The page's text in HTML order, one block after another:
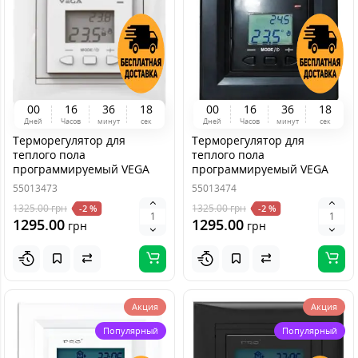
00
Дней
16
Часов
36
минут
18
сек
Терморегулятор для
теплого пола
программируемый VEGA
070 Белый
55013473
1325.00грн -2 %
1295.00 грн
00
Дней
16
Часов
36
минут
18
сек
Терморегулятор для
теплого пола
программируемый VEGA
070 Черный
55013474
1325.00грн -2 %
1295.00 грн
Акция
Популярный
Акция
Популярный